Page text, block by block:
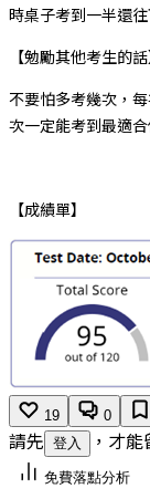
時桌子考到一半還
【勉勵其他考生的話
不要怕多考幾次，
次一定能考到最適
【成績單】
19 0
請先 登入 ，才
免費落點分析